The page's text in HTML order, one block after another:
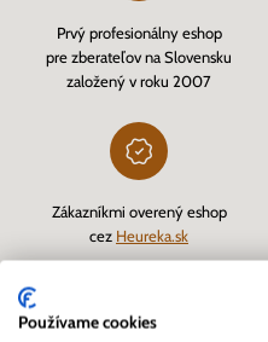
Prvý profesionálny eshop
pre zberateľov na Slovensku
založený v roku 2007
Zákazníkmi overený eshop
cez Heureka.sk
Používame cookies